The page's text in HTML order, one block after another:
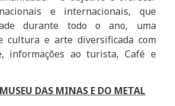
e internacionais, que
durante todo o ano, uma
cultura e arte diversificada com
informações ao turista, Café e
DAS MINAS E DO METAL